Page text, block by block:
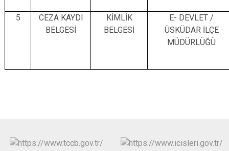
5
CEZA KAYDI
BELGESİ
KİMLİK
BELGESİ
E- DEVLET /
ÜSKÜDAR İLÇE
MÜDÜRLÜĞÜ